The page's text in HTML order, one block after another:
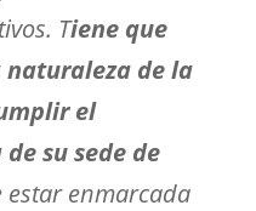
Tiene que
de la
el
su sede de
estar enmarcada